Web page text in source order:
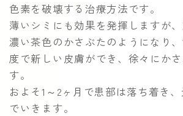
色素を破壊する治療方法です。
薄いシミにも効果を発揮しますが
濃い茶色のかさぶたのようになり
度で新しい皮膚ができ、徐々にか
す。
およそ1～2ヶ月で患部は落ち着き
でいきます。